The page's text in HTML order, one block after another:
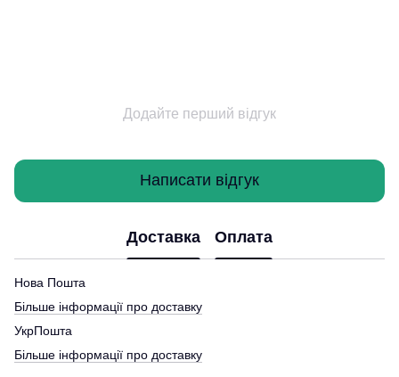
Додайте перший відгук
Написати відгук
Доставка Оплата
Нова Пошта
Більше інформації про доставку
УкрПошта
Більше інформації про доставку